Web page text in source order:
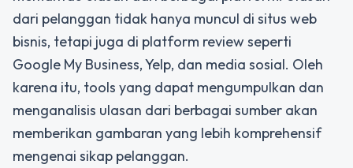
dari pelanggan tidak hanya muncul di situs web
bisnis, tetapi juga di platform review seperti
Google My Business, Yelp, dan media sosial. Oleh
karena itu, tools yang dapat mengumpulkan dan
menganalisis ulasan dari berbagai sumber akan
memberikan gambaran yang lebih komprehensif
mengenai sikap pelanggan.